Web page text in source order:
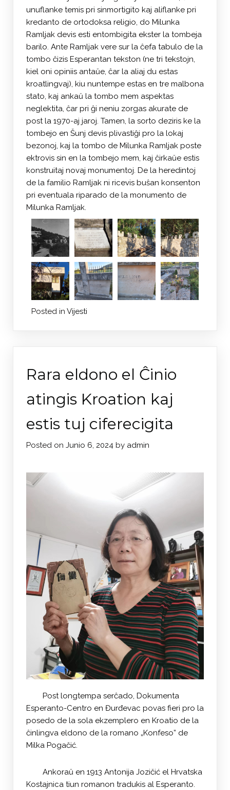
unuflanke temis pri sinmortigito kaj aliflanke pri
kredanto de ortodoksa religio, do Milunka
Ramljak devis esti entombigita ekster la tombeja
barilo. Ante Ramljak vere sur la ĉefa tabulo de la
tombo ĉizis Esperantan tekston (ne tri tekstojn,
kiel oni opiniis antaŭe, ĉar la aliaj du estas
kroatlingvaj), kiu nuntempe estas en tre malbona
stato, kaj ankaŭ la tombo mem aspektas
neglektita, ĉar pri ĝi neniu zorgas akurate de
post la 1970-aj jaroj. Tamen, la sorto deziris ke la
tombejo en Šunj devis plivastiĝi pro la lokaj
bezonoj, kaj la tombo de Milunka Ramljak poste
ektrovis sin en la tombejo mem, kaj ĉirkaŭe estis
konstruitaj novaj monumentoj. De la heredintoj
de la familio Ramljak ni ricevis buŝan konsenton
pri eventuala riparado de la monumento de
Milunka Ramljak.
Posted in Vijesti
Rara eldono el Ĉinio
atingis Kroation kaj
estis tuj ciferecigita
Posted on Junio 6, 2024 by admin
Post longtempa serĉado, Dokumenta
Esperanto-Centro en Đurđevac povas fieri pro la
posedo de la sola ekzemplero en Kroatio de la
ĉinlingva eldono de la romano „Konfeso” de
Milka Pogačić.
Ankoraŭ en 1913 Antonija Jozičić el Hrvatska
Kostajnica tiun romanon tradukis al Esperanto.